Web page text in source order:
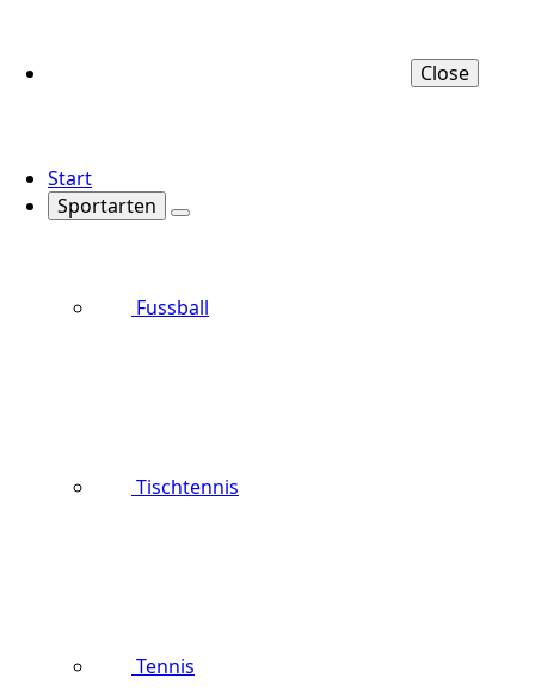
Close
Start
Sportarten
Fussball
Tischtennis
Tennis